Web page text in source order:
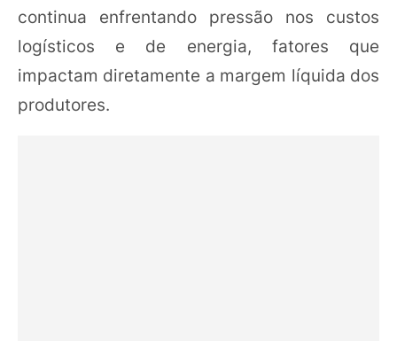
continua enfrentando pressão nos custos
logísticos e de energia, fatores que
impactam diretamente a margem líquida dos
produtores.